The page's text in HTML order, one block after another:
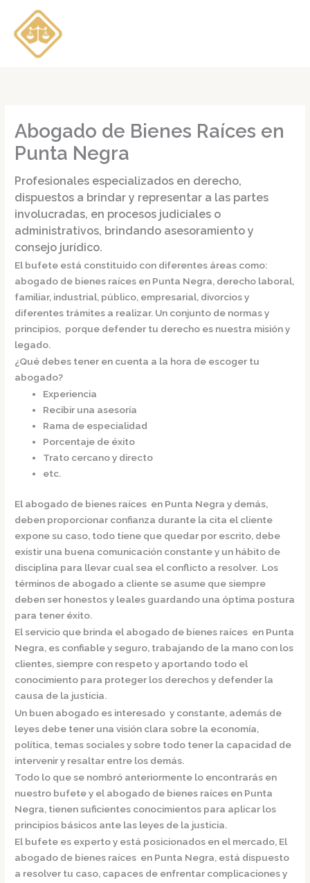
contenido
Abogado de Bienes Raíces en
Punta Negra
Profesionales especializados en derecho,
dispuestos a brindar y representar a las partes
involucradas, en procesos judiciales o
administrativos, brindando asesoramiento y
consejo jurídico.
El bufete está constituido con diferentes áreas como:
abogado de bienes raíces en Punta Negra, derecho laboral,
familiar, industrial, público, empresarial, divorcios y
diferentes trámites a realizar. Un conjunto de normas y
principios, porque defender tu derecho es nuestra misión y
legado.
¿Qué debes tener en cuenta a la hora de escoger tu
abogado?
Experiencia
Recibir una asesoría
Rama de especialidad
Porcentaje de éxito
Trato cercano y directo
etc.
El abogado de bienes raíces en Punta Negray demás,
deben proporcionar confianza durante la cita el cliente
expone su caso, todo tiene que quedar por escrito, debe
existir una buena comunicación constante y un hábito de
disciplina para llevar cual sea el conflicto a resolver. Los
términos de abogado a cliente se asume que siempre
deben ser honestos y leales guardando una óptima postura
para tener éxito.
El servicio que brinda el abogado de bienes raíces en Punta
Negra, es confiable y seguro, trabajando de la mano con los
clientes, siempre con respeto y aportando todo el
conocimiento para proteger los derechos y defender la
causa de la justicia.
Un buen abogado es interesado y constante, además de
leyes debe tener una visión clara sobre la economía,
política, temas sociales y sobre todo tener la capacidad de
intervenir y resaltar entre los demás.
Todo lo que se nombró anteriormente lo encontrarás en
nuestro bufete y el abogado de bienes raíces en Punta
Negra, tienen suficientes conocimientos para aplicar los
principios básicos ante las leyes de la justicia.
El bufete es experto y está posicionados en el mercado, El
abogado de bienes raíces en Punta Negra, está dispuesto
a resolver tu caso, capaces de enfrentar complicaciones y